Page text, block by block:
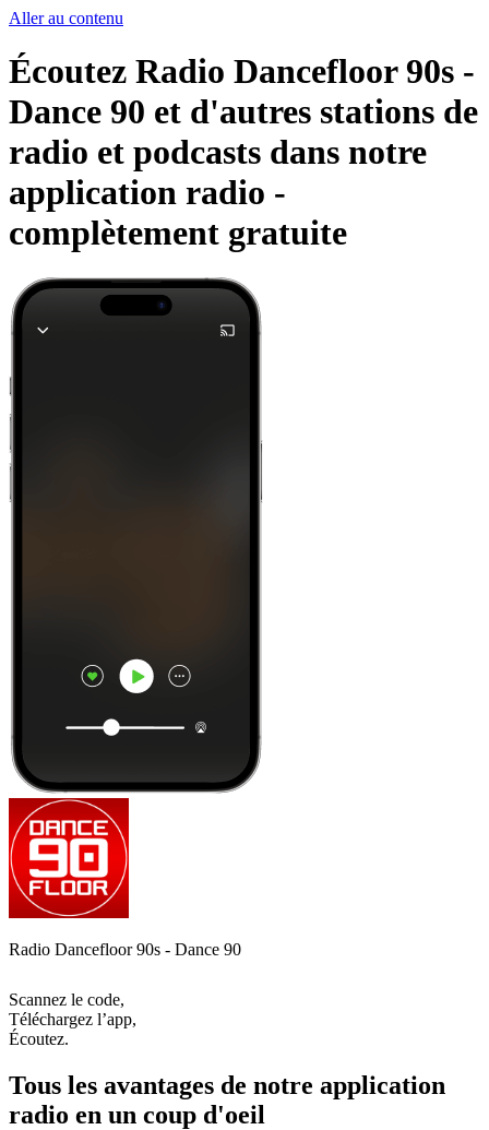
Aller au contenu
Écoutez Radio Dancefloor 90s -
Dance 90 et d'autres stations de
radio et podcasts dans notre
application radio -
complètement gratuite
Radio Dancefloor 90s - Dance 90
Scannez le code,
Téléchargez l’app,
Écoutez.
Tous les avantages de notre application
radio en un coup d'oeil